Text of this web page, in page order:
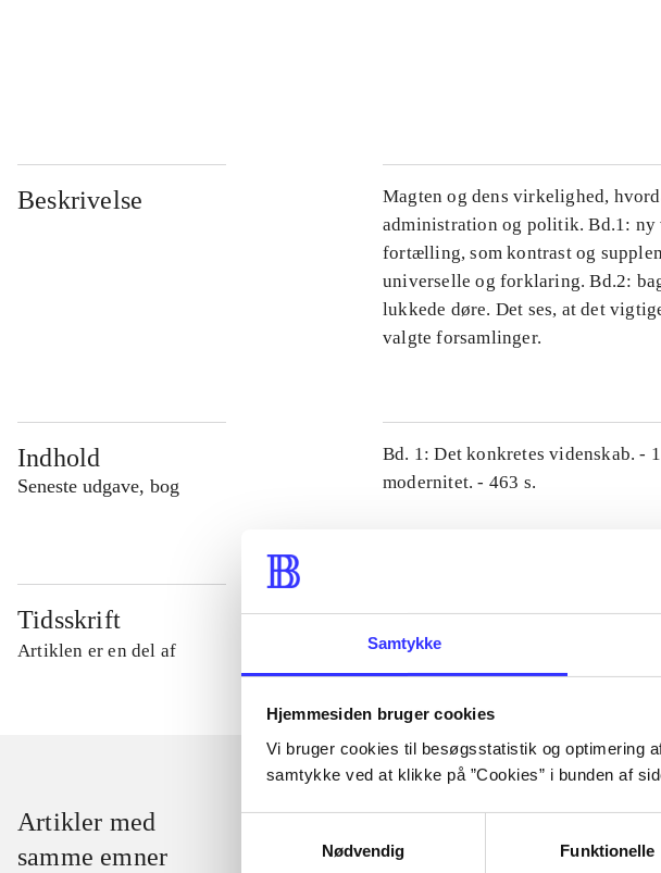
Samtykke
Hjemmesiden bruger cookies
Vi bruger cookies til besøgsstatistik og optimering
samtykke ved at klikke på ”Cookies” i bunden af
Nødvendig
Funktionelle
Beskrivelse
Magten og dens virkelighed,
administration og politik. Bd.1:
fortælling, som kontrast og
universelle og forklaring. Bd.2:
lukkede døre. Det ses, at det
valgte forsamlinger.
Indhold
Seneste udgave, bog
Bd. 1: Det konkretes videnskab. -
modernitet. - 463 s.
Tidsskrift
Artiklen er en del af
Artikler med
samme emner